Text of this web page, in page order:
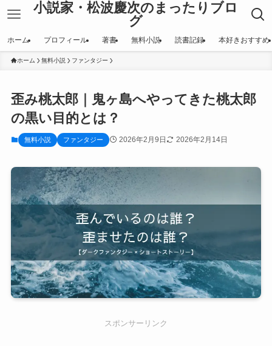
小説家・松波慶次のまったりブロ
グ
ホーム プロフィール 著書 無料小説 読書記録 本好きおすすめ
ホーム 無料小説 ファンタジー
歪み桃太郎｜鬼ヶ島へやってきた桃太郎
の黒い目的とは？
無料小説 ファンタジー 2026年2月9日 2026年2月14日
スポンサーリンク